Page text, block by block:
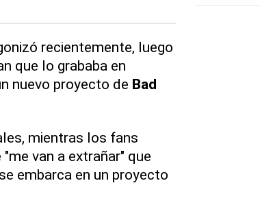
recientemente, luego
que lo grababa en
nuevo proyecto de Bad
mientras los fans
van a extrañar" que
embarca en un proyecto